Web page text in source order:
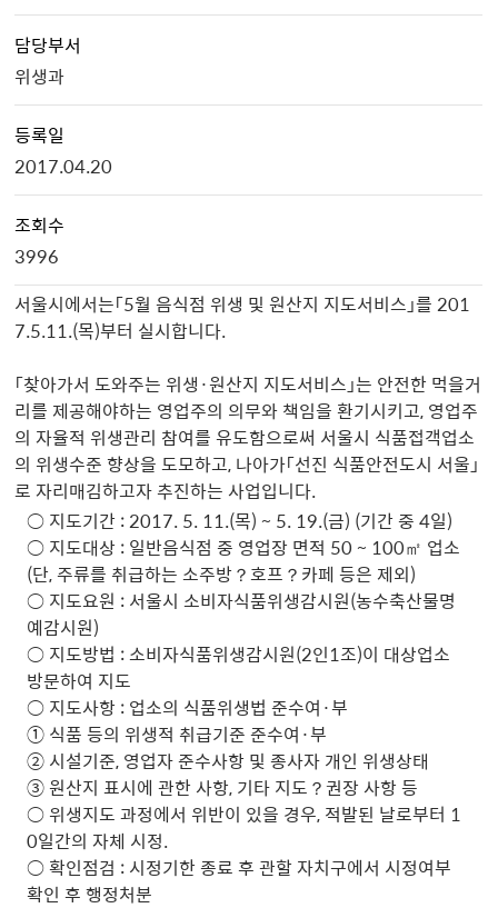
담당부서
위생과
등록일
2017.04.20
조회수
3996
서울시에서는「5월 음식점 위생 및 원산지 지도서비스」를 201
7.5.11.(목)부터 실시합니다.
「찾아가서 도와주는 위생·원산지 지도서비스」는 안전한 먹을거
리를 제공해야하는 영업주의 의무와 책임을 환기시키고, 영업주
의 자율적 위생관리 참여를 유도함으로써 서울시 식품접객업소
의 위생수준 향상을 도모하고, 나아가「선진 식품안전도시 서울」
로 자리매김하고자 추진하는 사업입니다.
○ 지도기간 : 2017. 5. 11.(목) ~ 5. 19.(금) (기간 중 4일)
○ 지도대상 : 일반음식점 중 영업장 면적 50 ~ 100㎡ 업소
(단, 주류를 취급하는 소주방？호프？카페 등은 제외)
○ 지도요원 : 서울시 소비자식품위생감시원(농수축산물명
예감시원)
○ 지도방법 : 소비자식품위생감시원(2인1조)이 대상업소
방문하여 지도
○ 지도사항 : 업소의 식품위생법 준수여·부
① 식품 등의 위생적 취급기준 준수여·부
② 시설기준, 영업자 준수사항 및 종사자 개인 위생상태
③ 원산지 표시에 관한 사항, 기타 지도？권장 사항 등
○ 위생지도 과정에서 위반이 있을 경우, 적발된 날로부터 1
0일간의 자체 시정.
○ 확인점검 : 시정기한 종료 후 관할 자치구에서 시정여부
확인 후 행정처분